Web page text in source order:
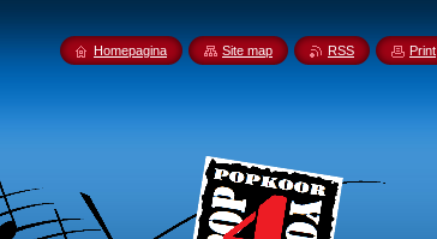
Homepagina Site map RSS Print